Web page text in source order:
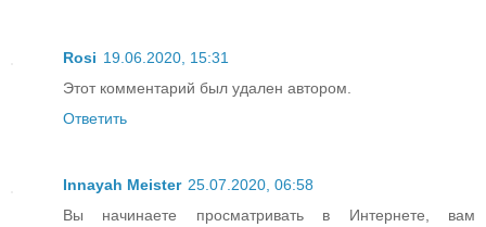
Rosi 19.06.2020, 15:31
Этот комментарий был удален автором.
Ответить
Innayah Meister 25.07.2020, 06:58
Вы начинаете просматривать в Интернете, вам